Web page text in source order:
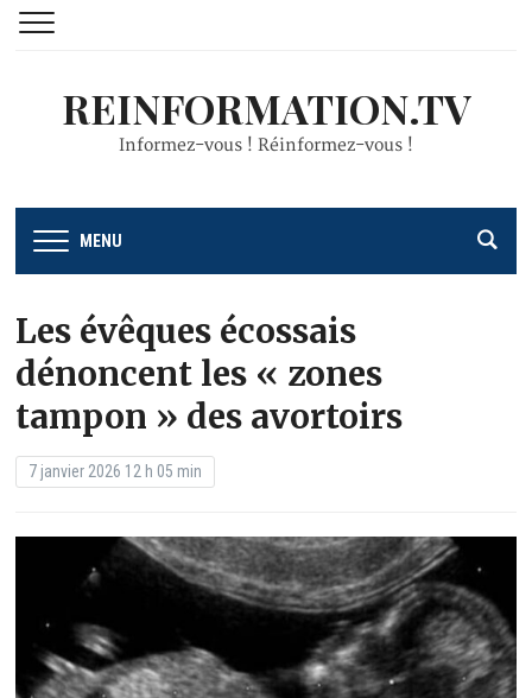
REINFORMATION.TV
Informez-vous ! Réinformez-vous !
MENU
Les évêques écossais
dénoncent les « zones
tampon » des avortoirs
7 janvier 2026 12 h 05 min